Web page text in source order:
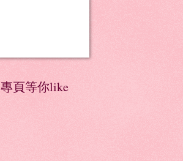
頁等你like